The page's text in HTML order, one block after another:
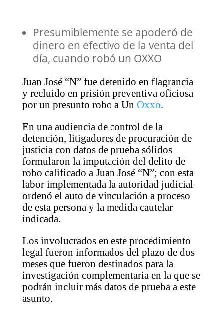
Presumiblemente se apoderó de
dinero en efectivo de la venta del
día, cuando robó un OXXO
Juan José “N” fue detenido en flagrancia
y recluido en prisión preventiva oficiosa
por un presunto robo a Un Oxxo.
En una audiencia de control de la
detención, litigadores de procuración de
justicia con datos de prueba sólidos
formularon la imputación del delito de
robo calificado a Juan José “N”; con esta
labor implementada la autoridad judicial
ordenó el auto de vinculación a proceso
de esta persona y la medida cautelar
indicada.
Los involucrados en este procedimiento
legal fueron informados del plazo de dos
meses que fueron destinados para la
investigación complementaria en la que se
podrán incluir más datos de prueba a este
asunto.